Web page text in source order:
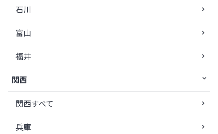
石川
富山
福井
関西
関西すべて
兵庫